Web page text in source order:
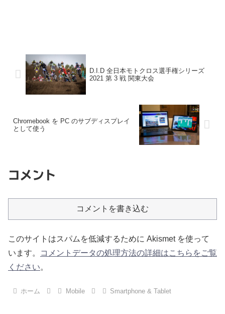
D.I.D 全日本モトクロス選手権シリーズ
2021 第 3 戦 関東大会
Chromebook を PC のサブディスプレイ
として使う
コメント
コメントを書き込む
このサイトはスパムを低減するために Akismet を使って
います。
コメントデータの処理方法の詳細はこちらをご覧
ください。
ホーム Mobile Smartphone & Tablet